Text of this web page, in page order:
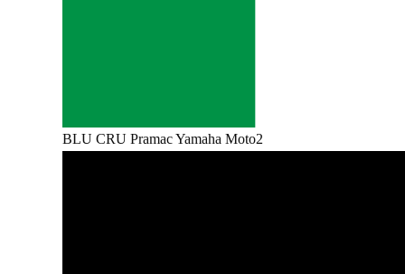
BLU CRU Pramac Yamaha Moto2